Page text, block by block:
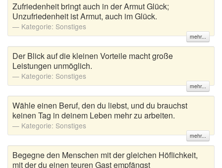
Zufriedenheit bringt auch in der Armut Glück;
Unzufriedenheit ist Armut, auch im Glück.
Kategorie: Sonstiges
mehr...
Der Blick auf die kleinen Vorteile macht große
Leistungen unmöglich.
Kategorie: Sonstiges
mehr...
Wähle einen Beruf, den du liebst, und du brauchst
keinen Tag in deinem Leben mehr zu arbeiten.
Kategorie: Sonstiges
mehr...
Begegne den Menschen mit der gleichen Höflichkeit,
mit der du einen teuren Gast empfängst